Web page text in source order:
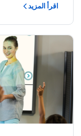
اقرأ المزيد